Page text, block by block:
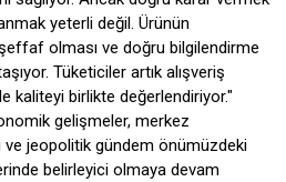
yeterli değil. Ürünün
olması ve doğru bilgilendirme
Tüketiciler artık alışveriş
kaliteyi birlikte değerlendiriyor."
gelişmeler, merkez
ve jeopolitik gündem önümüzdeki
belirleyici olmaya devam